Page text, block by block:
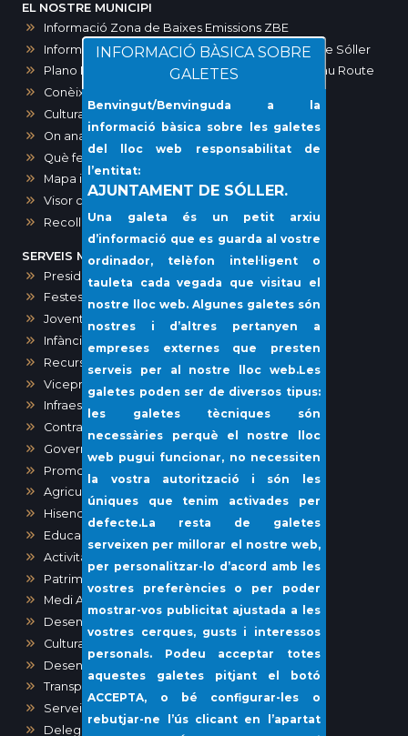
EL NOSTRE MUNICIPI
Informació Zona de Baixes Emissions ZBE
Informació zones d’aparcament a Sóller i port de Sóller
Plano Maps SOLLER. Ruta modernista-Art Noveau Route
Conèixer Sóller
Cultura
On anar?
Què fer?
Mapa interactiu dels comerços de Sóller
Visor cartogràfic (IDE)
Recollida porta a porta i voluminosos
SERVEIS MUNICIPALS
Presidència, Comunicació, Premsa i Protocol
Festes
Joventut
Infància i Igualtat
Recursos humans
Vicepresidència i Administració General
Infraestructures i Vies Públiques
Contractació
Governació
Promoció Econòmica
Agricultura, Ramaderia, Pesca
Hisenda
Educació
Activitats, Obres i Urbanisme
Patrimoni
Medi Ambient
Desenvolupament urbà
Cultura
Desenvolupament local i Sanitat
Transparència i Participació Ciutadana
Serveis Socials i Gent Gran
Delegació del Port de Sóller
INFORMACIÓ BÀSICA SOBRE
GALETES
Benvingut/Benvinguda a la
informació bàsica sobre les galetes
del lloc web responsabilitat de
l’entitat:
AJUNTAMENT DE SÓLLER.
Una galeta és un petit arxiu
d’informació que es guarda al vostre
ordinador, telèfon intel·ligent o
tauleta cada vegada que visitau el
nostre lloc web. Algunes galetes són
nostres i d’altres pertanyen a
empreses externes que presten
serveis per al nostre lloc web.Les
galetes poden ser de diversos tipus:
les galetes tècniques són
necessàries perquè el nostre lloc
web pugui funcionar, no necessiten
la vostra autorització i són les
úniques que tenim activades per
defecte.La resta de galetes
serveixen per millorar el nostre web,
per personalitzar-lo d’acord amb les
vostres preferències o per poder
mostrar-vos publicitat ajustada a les
vostres cerques, gusts i interessos
personals. Podeu acceptar totes
aquestes galetes pitjant el botó
ACCEPTA, o bé configurar-les o
rebutjar-ne l’ús clicant en l’apartat